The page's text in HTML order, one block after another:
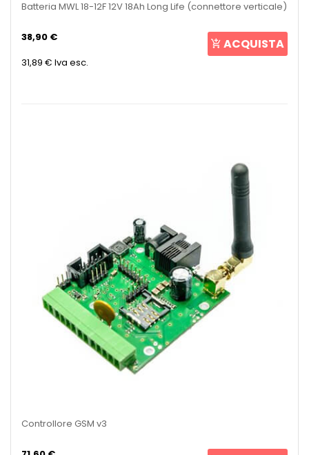
Batteria MWL 18-12F 12V 18Ah Long Life (connettore verticale)
38,90 €
31,89 € Iva esc.
ACQUISTA
Controllore GSM v3